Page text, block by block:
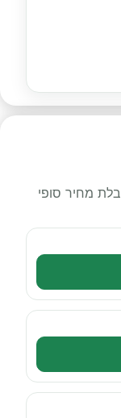
מחיר סופי